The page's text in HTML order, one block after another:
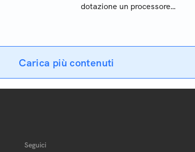
dotazione un processore
Carica più contenuti
Seguici